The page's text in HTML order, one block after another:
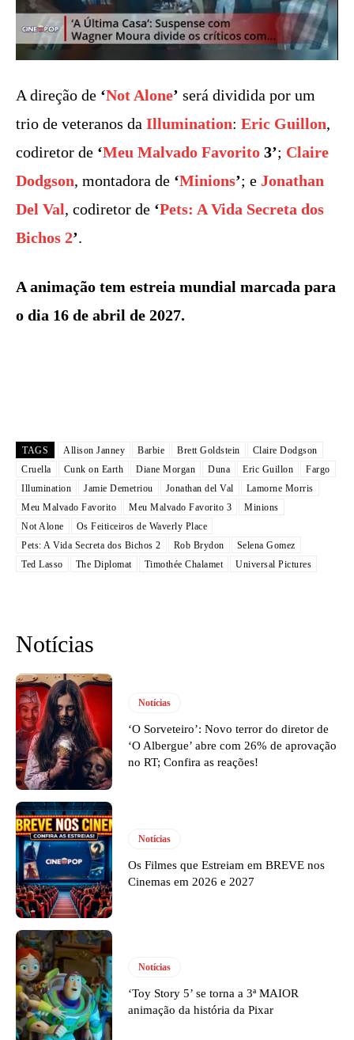
A direção de ‘Not Alone’ será dividida por um
trio de veteranos da Illumination: Eric Guillon,
codiretor de ‘Meu Malvado Favorito 3’; Claire
Dodgson, montadora de ‘Minions’; e Jonathan
Del Val, codiretor de ‘Pets: A Vida Secreta dos
Bichos 2’.
A animação tem estreia mundial marcada para
o dia 16 de abril de 2027.
TAGS Allison Janney Barbie Brett Goldstein
Claire Dodgson
Cruella
Cunk on Earth Diane Morgan Duna Eric Guillon
Fargo
Illumination
Jamie Demetriou Jonathan del Val
Lamorne Morris
Meu Malvado Favorito
Meu Malvado Favorito 3
Minions
Not Alone
Os Feiticeiros de Waverly Place
Pets: A Vida Secreta dos Bichos 2
Rob Brydon
Selena Gomez
Ted Lasso
The Diplomat Timothée Chalamet Universal Pictures
Notícias
Notícias
‘O Sorveteiro’: Novo terror do diretor de
‘O Albergue’ abre com 26% de aprovação
no RT; Confira as reações!
Notícias
Os Filmes que Estreiam em BREVE nos
Cinemas em 2026 e 2027
Notícias
‘Toy Story 5’ se torna a 3ª MAIOR
animação da história da Pixar